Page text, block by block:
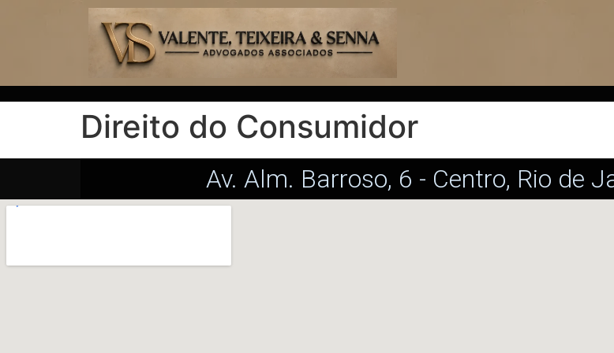
Direito do Consumidor
Av. Alm. Barroso, 6 - Centro, Rio de